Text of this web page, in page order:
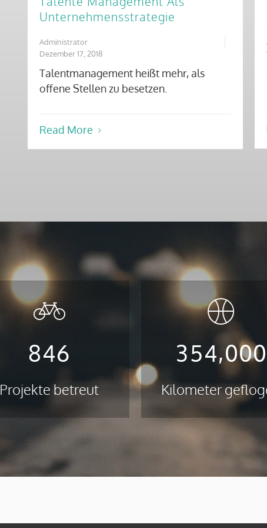
Unternehmensstrategie
Administrator
Dezember 17, 2018
Talentmanagement heißt mehr, als
offene Stellen zu besetzen.
Read More
846
Projekte betreut
354,000
Kilometer